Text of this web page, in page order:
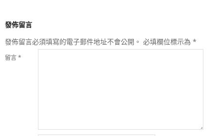
發佈留言
發佈留言必須填寫的電子郵件地址不會公開。 必填欄位標示為 *
留言*